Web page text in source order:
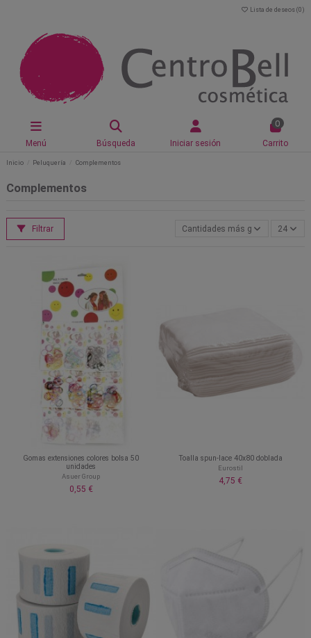
Lista de deseos (0 )
Menú Búsqueda Iniciar sesión
0
Carrito
Inicio Peluquería Complementos
Complementos
Filtrar Cantidades más grandes primero
24
Gomas extensiones colores bolsa 50
unidades
Asuer Group
0,55 €
Toalla spun-lace 40x80 doblada
Eurostil
4,75 €